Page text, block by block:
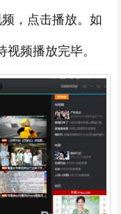
，点击播放。如
频播放完毕。